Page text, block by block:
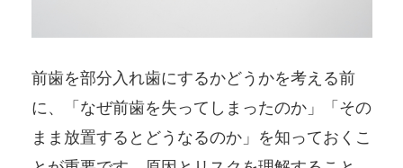
前歯を部分入れ歯にするかどうかを考える前
に、「なぜ前歯を失ってしまったのか」「その
まま放置するとどうなるのか」を知っておくこ